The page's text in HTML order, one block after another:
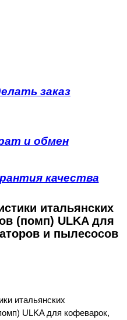
заказ
и обмен
качества
итальянских
(помп) ULKA для
и пылесосов
итальянских
ULKA для кофеварок,